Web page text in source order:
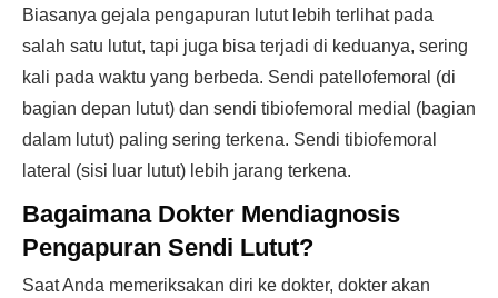
Biasanya gejala pengapuran lutut lebih terlihat pada
salah satu lutut, tapi juga bisa terjadi di keduanya, sering
kali pada waktu yang berbeda. Sendi patellofemoral (di
bagian depan lutut) dan sendi tibiofemoral medial (bagian
dalam lutut) paling sering terkena. Sendi tibiofemoral
lateral (sisi luar lutut) lebih jarang terkena.
Bagaimana Dokter Mendiagnosis
Pengapuran Sendi Lutut?
Saat Anda memeriksakan diri ke dokter, dokter akan